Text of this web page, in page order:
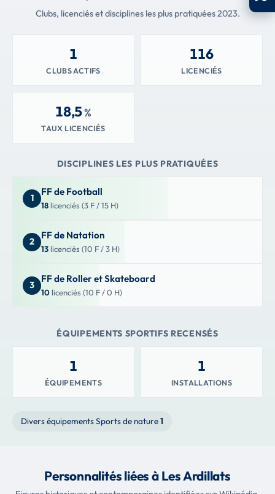
Clubs, licenciés et disciplines les plus pratiquées 2023.
1
CLUBS ACTIFS
116
LICENCIÉS
18,5%
TAUX LICENCIÉS
DISCIPLINES LES PLUS PRATIQUÉES
1
FF de Football
18 licenciés (3 F / 15 H)
2
FF de Natation
13 licenciés (10 F / 3 H)
3
FF de Roller et Skateboard
10 licenciés (10 F / 0 H)
ÉQUIPEMENTS SPORTIFS RECENSÉS
1
ÉQUIPEMENTS
1
INSTALLATIONS
Divers équipements Sports de nature1
Personnalités liées à Les Ardillats